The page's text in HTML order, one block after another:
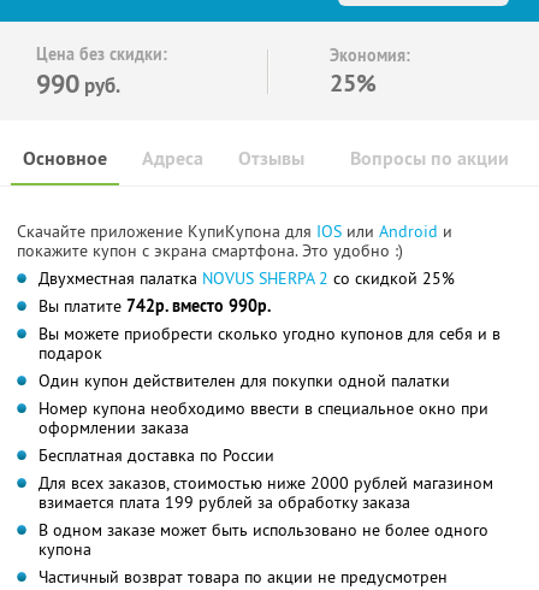
Цена без скидки:
990 руб.
Экономия:
25%
Основное Отзывы Вопросы по акции
Адреса
Скачайте приложение КупиКупона для IOS или Android и
покажите купон с экрана смартфона. Это удобно :)
Двухместная палатка NOVUS SHERPA 2 со скидкой 25%
Вы платите 742р. вместо 990р.
Вы можете приобрести сколько угодно купонов для себя и в
подарок
Один купон действителен для покупки одной палатки
Номер купона необходимо ввести в специальное окно при
оформлении заказа
Бесплатная доставка по России
Для всех заказов, стоимостью ниже 2000 рублей магазином
взимается плата 199 рублей за обработку заказа
В одном заказе может быть использовано не более одного
купона
Частичный возврат товара по акции не предусмотрен